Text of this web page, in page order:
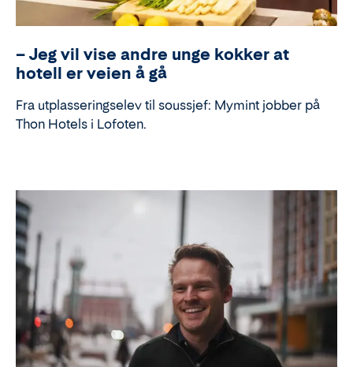
– Jeg vil vise andre unge kokker at
hotell er veien å gå
Fra utplasseringselev til soussjef: Mymint jobber på
Thon Hotels i Lofoten.